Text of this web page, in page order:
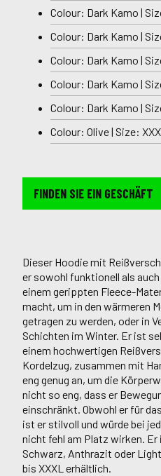
Colour: Dark Kamo |
Colour: Dark Kamo |
Colour: Dark Kamo |
Colour: Dark Kamo |
Colour: Dark Kamo |
Colour: Olive | Size:
FINDEN SIE EIN GESCHÄFT
Dieser Hoodie mit
er sowohl funktionell als
einem gerippten Fleece-
macht, um in den wärmeren
getragen zu werden, oder in
Schichten im Winter. Er ist
einem hochwertigen
Kordelzug, zusammen mit
eng genug an, um die
nicht so eng, dass er
einschränkt. Obwohl er für
ist er stilvoll und würde bei
nicht fehl am Platz wirken. Er
Schwarz, Anthrazit oder
bis XXXL erhältlich.